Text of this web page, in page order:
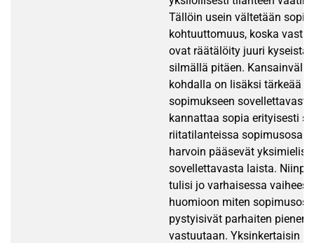
Tällöin usein vältetään
kohtuuttomuus, koska
ovat räätälöity juuri kyseistä
silmällä pitäen.
kohdalla on lisäksi tärkeää
sopimukseen
kannattaa sopia erityisesti
riitatilanteissa
harvoin pääsevät
sovellettavasta laista.
tulisi jo varhaisessa
huomioon miten
pystyisivät parhaiten
vastuutaan. Yksinkertaisin